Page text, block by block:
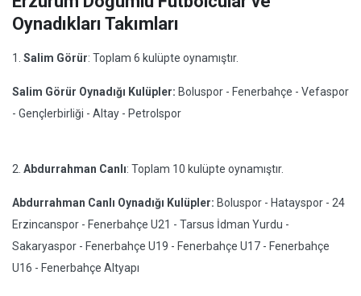
Oynadıkları Takımları
1. Salim Görür: Toplam 6 kulüpte oynamıştır.
Salim Görür Oynadığı Kulüpler: Boluspor - Fenerbahçe - Vefaspor
- Gençlerbirliği - Altay - Petrolspor
2. Abdurrahman Canlı: Toplam 10 kulüpte oynamıştır.
Abdurrahman Canlı Oynadığı Kulüpler: Boluspor - Hatayspor - 24
Erzincanspor - Fenerbahçe U21 - Tarsus İdman Yurdu -
Sakaryaspor - Fenerbahçe U19 - Fenerbahçe U17 - Fenerbahçe
U16 - Fenerbahçe Altyapı